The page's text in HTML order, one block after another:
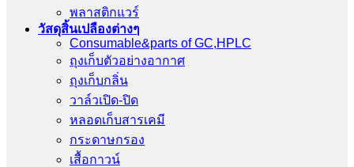
พลาสติกแวร์
วัสดุสิ้นเปลืองต่างๆ
Consumable&parts of GC,HPLC
ถุงเก็บตัวอย่างอากาศ
ถุงเก็บกลิ่น
วาล์วเปิด-ปิด
หลอดเก็บสารเคมี
กระดาษกรอง
เสื้อกาวน์